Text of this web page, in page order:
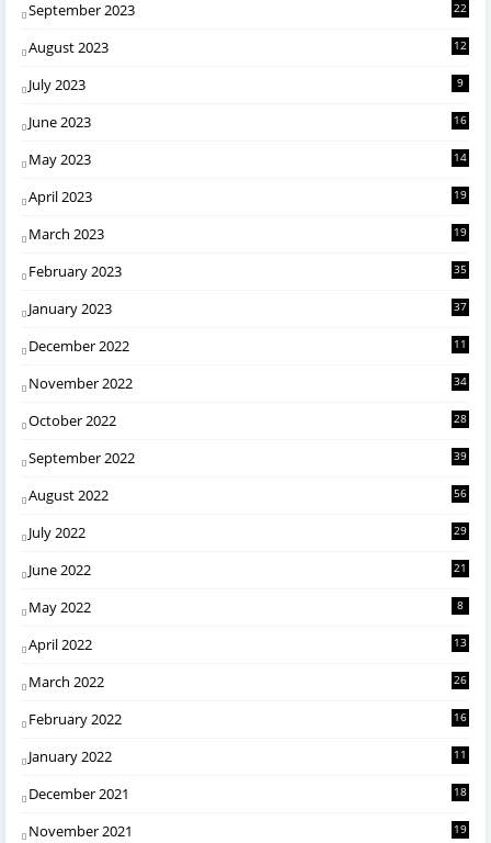
September 2023 22
August 2023 12
July 2023 9
June 2023 16
May 2023 14
April 2023 19
March 2023 19
February 2023 35
January 2023 37
December 2022 11
November 2022 34
October 2022 28
September 2022 39
August 2022 56
July 2022 29
June 2022 21
May 2022 8
April 2022 13
March 2022 26
February 2022 16
January 2022 11
December 2021 18
November 2021 19